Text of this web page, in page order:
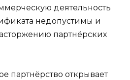
деятельность
недопустимы и
партнёрских
партнёрство открывает